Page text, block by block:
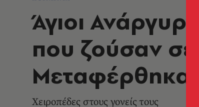
Άγιοι
που ζούσαν
Χειροπέδες στους γονείς τους